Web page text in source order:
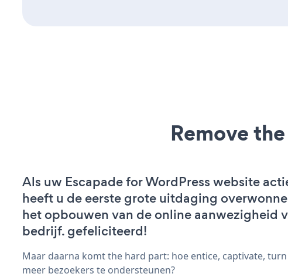
Remove
Als uw Escapade for WordPress website
heeft u de eerste grote uitdaging
het opbouwen van de online aanwezigheid
bedrijf. gefeliciteerd!
Maar daarna komt the hard part: hoe entice, captivate,
meer bezoekers te ondersteunen?